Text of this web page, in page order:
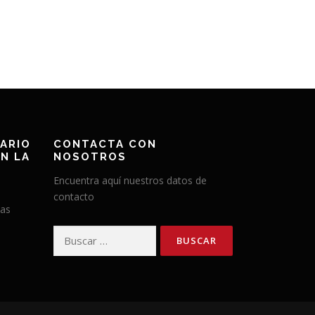
LA
CONTACTA CON
NOSOTROS
Encuentra aquí nuestros datos de
contacto